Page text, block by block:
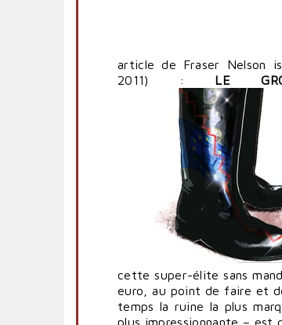
article de Fraser Nelson
2011) : LE
cette super-élite sans
euro, au point de faire et
temps la ruine la plus
plus impressionnante – est